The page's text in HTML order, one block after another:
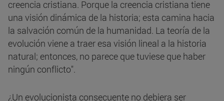
creencia cristiana. Porque la creencia cristiana tiene
una visión dinámica de la historia; esta camina hacia
la salvación común de la humanidad. La teoría de la
evolución viene a traer esa visión lineal a la historia
natural; entonces, no parece que tuviese que haber
ningún conflicto".
¿Un evolucionista consecuente no debiera ser